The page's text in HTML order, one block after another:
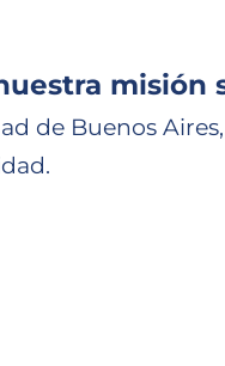
misión
de Buenos Aires,